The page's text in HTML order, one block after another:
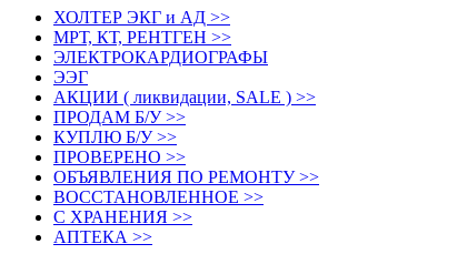
ХОЛТЕР ЭКГ и АД >>
МРТ, КТ, РЕНТГЕН >>
ЭЛЕКТРОКАРДИОГРАФЫ
ЭЭГ
АКЦИИ ( ликвидации, SALE ) >>
ПРОДАМ Б/У >>
КУПЛЮ Б/У >>
ПРОВЕРЕНО >>
ОБЪЯВЛЕНИЯ ПО РЕМОНТУ >>
ВОССТАНОВЛЕННОЕ >>
С ХРАНЕНИЯ >>
АПТЕКА >>